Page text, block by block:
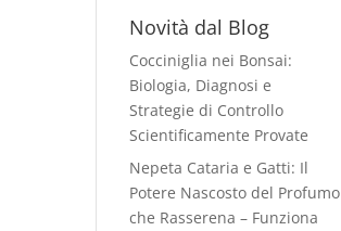
Novità dal Blog
Cocciniglia nei Bonsai:
Biologia, Diagnosi e
Strategie di Controllo
Scientificamente Provate
Nepeta Cataria e Gatti: Il
Potere Nascosto del Profumo
che Rasserena – Funziona